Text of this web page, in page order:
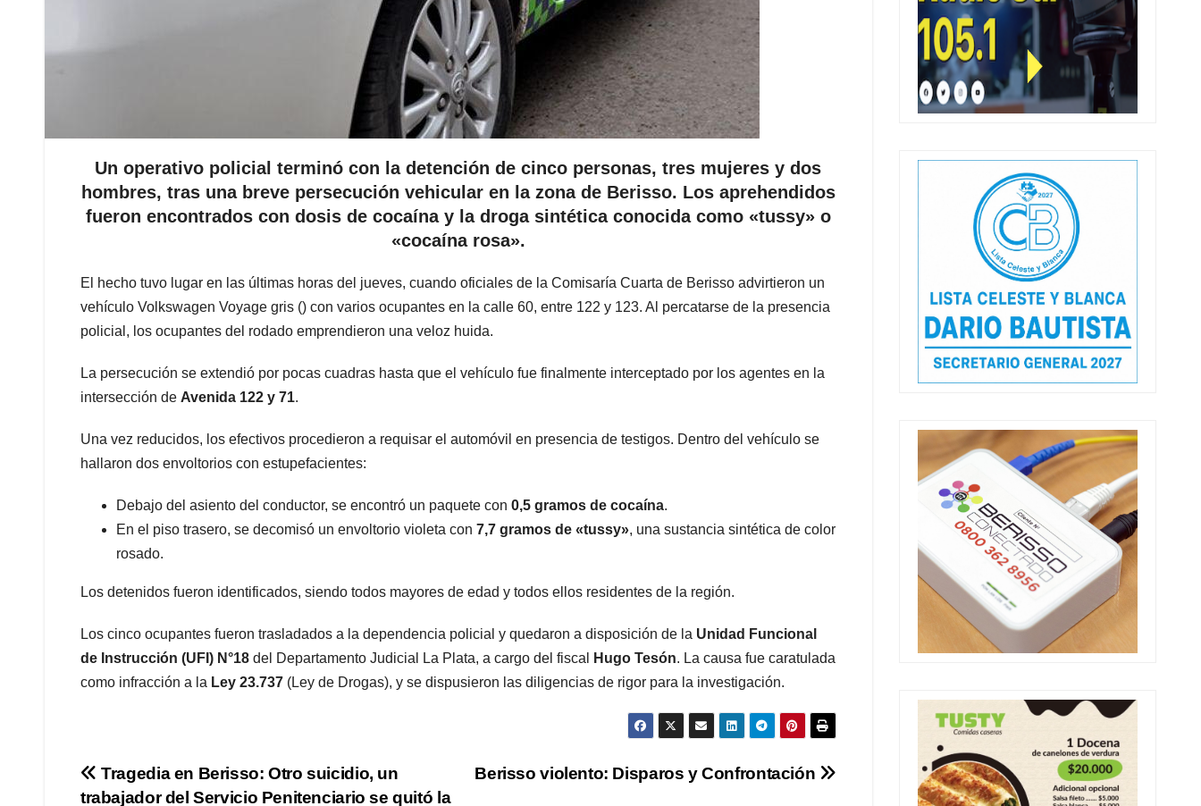
Un operativo policial terminó con la detención de cinco personas, tres mujeres y dos
hombres, tras una breve persecución vehicular en la zona de Berisso. Los aprehendidos
fueron encontrados con dosis de cocaína y la droga sintética conocida como «tussy» o
«cocaína rosa».
El hecho tuvo lugar en las últimas horas del jueves, cuando oficiales de la Comisaría Cuarta de Berisso advirtieron un
vehículo Volkswagen Voyage gris () con varios ocupantes en la calle 60, entre 122 y 123. Al percatarse de la presencia
policial, los ocupantes del rodado emprendieron una veloz huida.
La persecución se extendió por pocas cuadras hasta que el vehículo fue finalmente interceptado por los agentes en la
intersección de Avenida 122 y 71.
Una vez reducidos, los efectivos procedieron a requisar el automóvil en presencia de testigos. Dentro del vehículo se
hallaron dos envoltorios con estupefacientes:
Debajo del asiento del conductor, se encontró un paquete con 0,5 gramos de cocaína.
En el piso trasero, se decomisó un envoltorio violeta con 7,7 gramos de «tussy», una sustancia sintética de color
rosado.
Los detenidos fueron identificados, siendo todos mayores de edad y todos ellos residentes de la región.
Los cinco ocupantes fueron trasladados a la dependencia policial y quedaron a disposición de la Unidad Funcional
de Instrucción (UFI) N°18 del Departamento Judicial La Plata, a cargo del fiscal Hugo Tesón. La causa fue caratulada
como infracción a la Ley 23.737 (Ley de Drogas), y se dispusieron las diligencias de rigor para la investigación.
Navegación
Berisso violento: Disparos y Confrontación
Tragedia en Berisso: Otro suicidio, un
trabajador del Servicio Penitenciario se quitó la